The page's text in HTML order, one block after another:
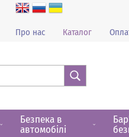
Про нас Каталог
Безпека в
автомобілі